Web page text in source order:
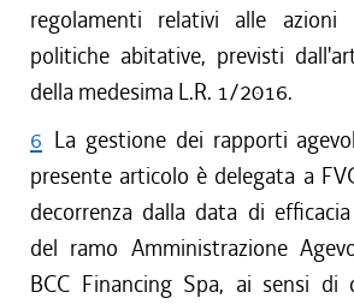
regolamenti relativi alle
politiche abitative, previsti
della medesima L.R. 1/2016.
6 La gestione dei rapporti
presente articolo è delegata a
decorrenza dalla data di
del ramo Amministrazione
BCC Financing Spa, ai sensi di